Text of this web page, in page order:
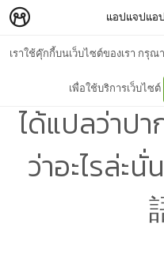
เราใช้คุ๊กกี้บนเว็บไซต์ของเรา กรุ
เพื่อใช้บริการเว็บไซต์
แอปแจปแอ
03_เคป๊อป
ได้แปลว่าป
ว่าอะไรล่ะนั่